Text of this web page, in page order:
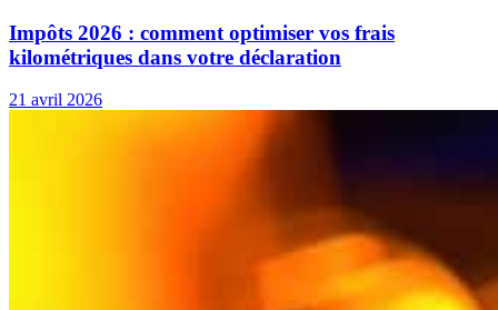
Impôts 2026 : comment optimiser vos frais
kilométriques dans votre déclaration
21 avril 2026